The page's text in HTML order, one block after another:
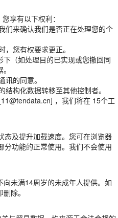
享有以下权利：
们来确认我们是否正在处理您的个
您有权要求更正。
下（如处理目的已实现或您撤回同
的同意。
构化数据转移至其他控制者。
，我们将在 15个工
态及提升加载速度。您可在浏览器
分功能的正常使用。我们不会使用
未满14周岁的未成年人提供。如
除。